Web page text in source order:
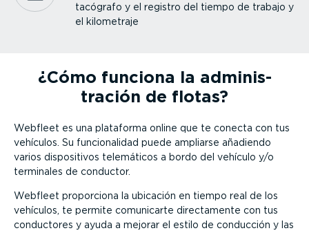
tacógrafo y el registro del tiempo de trabajo y
el kilometraje
¿Cómo funciona la adminis­
tración de flotas?
Webfleet es una plataforma online que te conecta con tus
vehículos. Su funcio­na­lidad puede ampliarse añadiendo
varios dispo­si­tivos telemáticos a bordo del vehículo y/o
terminales de conductor.
Webfleet proporciona la ubicación en tiempo real de los
vehículos, te permite comunicarte direc­ta­mente con tus
conductores y ayuda a mejorar el estilo de conducción y las